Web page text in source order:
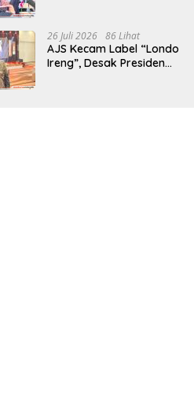
Indonesia Emas
26 Juli 2026 86 Lihat
AJS Kecam Label “Londo
Ireng”, Desak Presiden